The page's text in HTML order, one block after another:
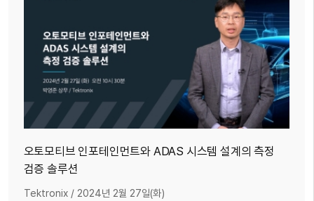
오토모티브 인포테인먼트와 ADAS 시스템 설계의 측정
검증 솔루션
Tektronix/ 2024년 2월 27일(화)